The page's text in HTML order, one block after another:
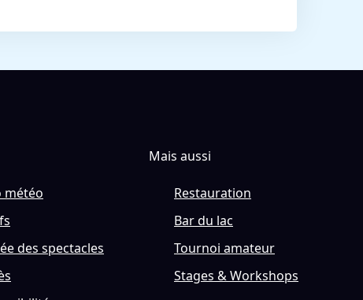
météo
des spectacles
Mais aussi
Restauration
Bar du lac
Tournoi amateur
Stages & Workshops